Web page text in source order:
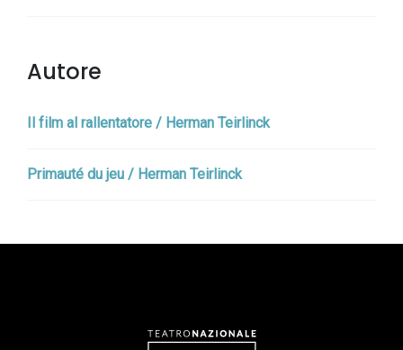
Autore
Il film al rallentatore / Herman Teirlinck
Primauté du jeu / Herman Teirlinck